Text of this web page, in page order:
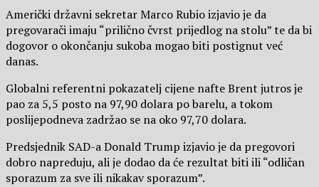
Američki državni sekretar Marco Rubio izjavio je da
pregovarači imaju “prilično čvrst prijedlog na stolu” te da bi
dogovor o okončanju sukoba mogao biti postignut već
danas.
Globalni referentni pokazatelj cijene nafte Brent jutros je
pao za 5,5 posto na 97,90 dolara po barelu, a tokom
poslijepodneva zadržao se na oko 97,70 dolara.
Predsjednik SAD-a Donald Trump izjavio je da pregovori
dobro napreduju, ali je dodao da će rezultat biti ili “odličan
sporazum za sve ili nikakav sporazum”.